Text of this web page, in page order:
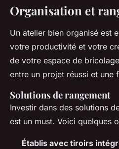
Organisation et
Un atelier bien organisé est
votre productivité et votre
de votre espace de
entre un projet réussi et une
Solutions de rangement
Investir dans des solutions
est un must. Voici quelques
Établis avec tiroirs